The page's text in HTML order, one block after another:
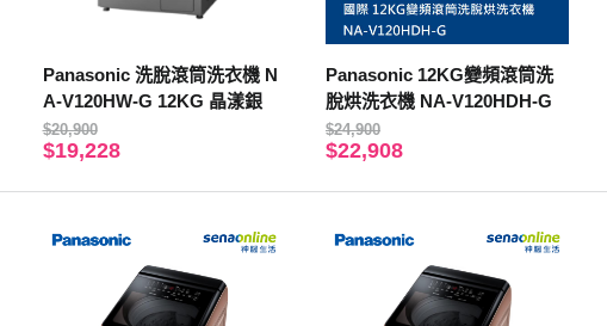
Panasonic 洗脫滾筒洗衣機 N
A-V120HW-G 12KG 晶漾銀
$20,900
$19,228
Panasonic 12KG變頻滾筒洗
脫烘洗衣機 NA-V120HDH-G
$24,900
$22,908